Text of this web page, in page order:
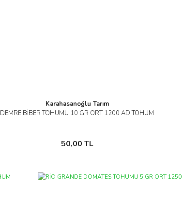
Karahasanoğlu Tarım
DEMRE BİBER TOHUMU 10 GR ORT 1200 AD TOHUM
50,00 TL
İncele
Sepete Ekle